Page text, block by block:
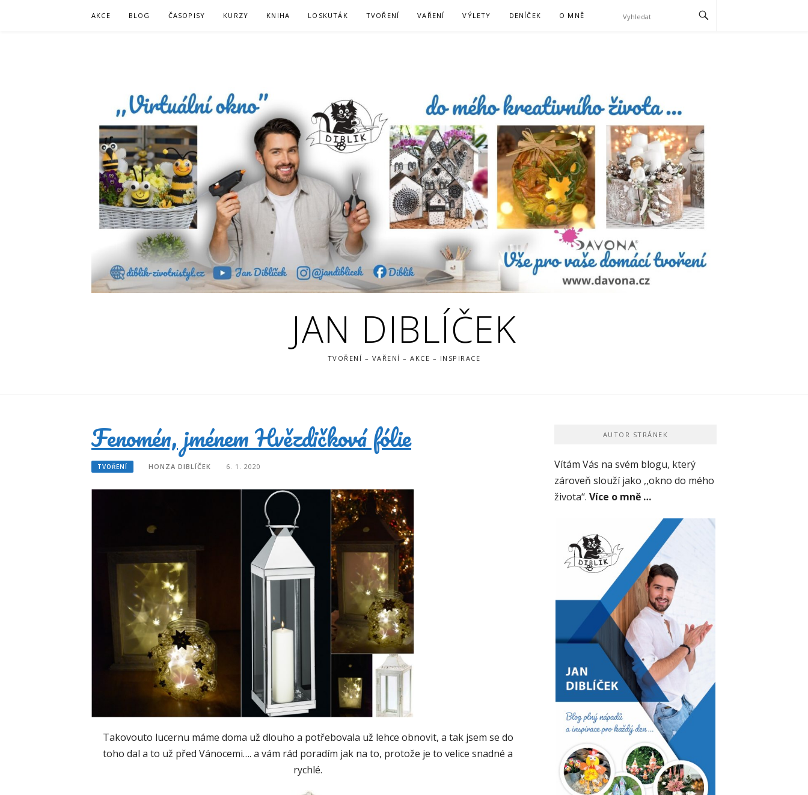
AKCE BLOG ČASOPISY KURZY KNIHA LOSKUTÁK TVOŘENÍ VAŘENÍ VÝLETY DENÍČEK O MNĚ
JAN DIBLÍČEK
TVOŘENÍ – VAŘENÍ – AKCE – INSPIRACE
Fenomén, jménem Hvězdičková fólie
TVOŘENÍ HONZA DIBLÍČEK 6. 1. 2020
Takovouto lucernu máme doma už dlouho a potřebovala už lehce obnovit, a tak jsem se do
toho dal a to už před Vánocemi…. a vám rád poradím jak na to, protože je to velice snadné a
rychlé.
AUTOR STRÁNEK
Vítám Vás na svém blogu, který
zároveň slouží jako ,,okno do mého
života‘‘. Více o mně …